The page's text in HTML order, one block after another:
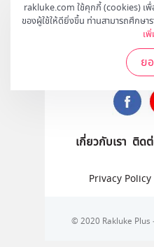
rakluke.com ใช้คุกกี้ (cookies) เ
ของผู้ใช้ให้ดียิ่งขึ้น ท่านสามารถศึกษาร
เ
ย
ติดต
เกี่ยวกับเรา ติดต่
Privacy Policy
© 2020 Rakluke Plus -